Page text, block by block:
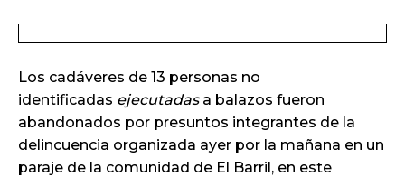
Los cadáveres de 13 personas no
identificadas ejecutadas a balazos fueron
abandonados por presuntos integrantes de la
delincuencia organizada ayer por la mañana en un
paraje de la comunidad de El Barril, en este